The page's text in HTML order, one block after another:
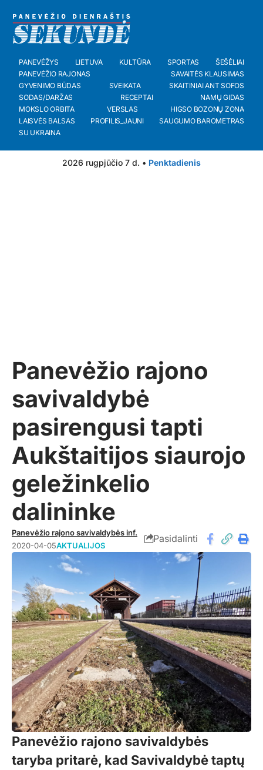
PANEVĖŽYS LIETUVA KULTŪRA SPORTAS
ŠEŠĖLIAI
PANEVĖŽIO RAJONAS
SAVAITĖS KLAUSIMAS
GYVENIMO BŪDAS
SVEIKATA
SKAITINIAI ANT SOFOS
SODAS/DARŽAS
RECEPTAI
NAMŲ GIDAS
MOKSLO ORBITA
VERSLAS
HIGSO BOZONŲ ZONA
LAISVĖS BALSAS
PROFILIS_JAUNI
SAUGUMO BAROMETRAS
SU UKRAINA
2026 rugpjūčio 7 d. • Penktadienis
Panevėžio rajono
savivaldybė
pasirengusi tapti
Aukštaitijos siaurojo
geležinkelio
dalininke
Panevėžio rajono savivaldybės inf.
2020-04-05AKTUALIJOS
Pasidalinti
Panevėžio rajono savivaldybės
taryba pritarė, kad Savivaldybė taptų